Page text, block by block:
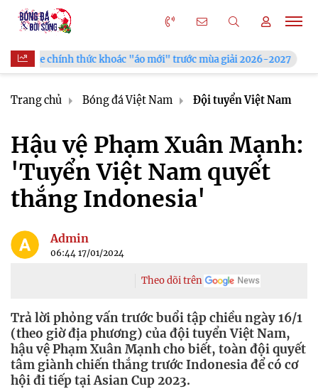
"áo mới" trước mùa giải 2026-2027 Xã Hùng Châu
Trang chủ Bóng đá Việt Nam Đội tuyển Việt Nam
Hậu vệ Phạm Xuân Mạnh:
'Tuyển Việt Nam quyết
thắng Indonesia'
Admin
06:44 17/01/2024
Theo dõi trên
Trả lời phỏng vấn trước buổi tập chiều ngày 16/1
(theo giờ địa phương) của đội tuyển Việt Nam,
hậu vệ Phạm Xuân Mạnh cho biết, toàn đội quyết
tâm giành chiến thắng trước Indonesia để có cơ
hội đi tiếp tại Asian Cup 2023.